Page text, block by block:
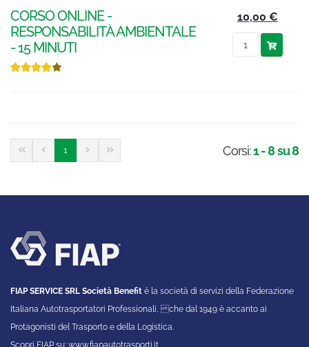
CORSO ONLINE -
RESPONSABILITÀ AMBIENTALE
- 15 MINUTI
10,00 €
1 Corsi:1 - 8 su 8
FIAP SERVICE SRL Società Benefit è la società di servizi della Federazione
Italiana Autotrasportatori Professionali, che dal 1949 è accanto ai
Protagonisti del Trasporto e della Logistica.